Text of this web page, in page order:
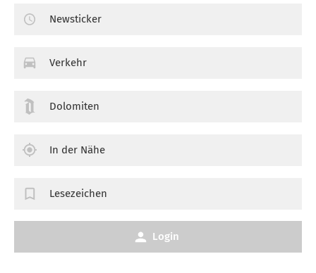
Newsticker
Verkehr
Dolomiten
In der Nähe
Lesezeichen
Login